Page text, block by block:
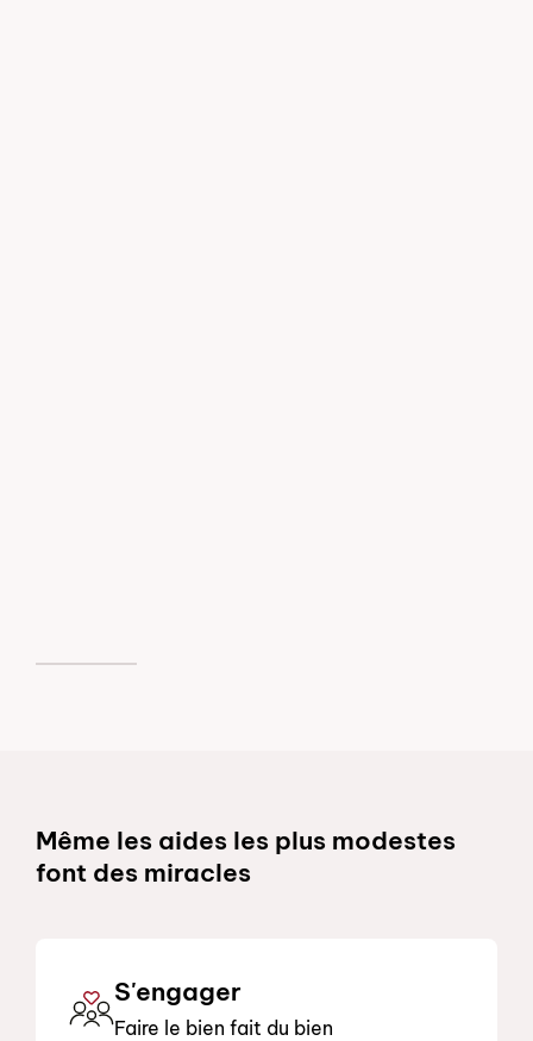
Même les aides les plus modestes
font des miracles
S'engager
Faire le bien fait du bien